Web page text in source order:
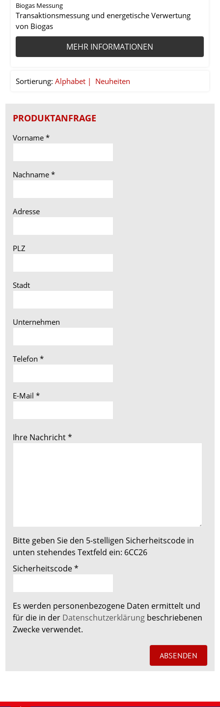
Biogas Messung
Transaktionsmessung und energetische Verwertung
von Biogas
MEHR INFORMATIONEN
Sortierung: Alphabet Neuheiten
PRODUKTANFRAGE
Vorname*
Nachname*
Adresse
PLZ
Stadt
Unternehmen
Telefon*
E-Mail*
Ihre Nachricht*
Bitte geben Sie den 5-stelligen Sicherheitscode in
unten stehendes Textfeld ein: 6CC26
Sicherheitscode*
Es werden personenbezogene Daten ermittelt und
für die in der Datenschutzerklärung beschriebenen
Zwecke verwendet.